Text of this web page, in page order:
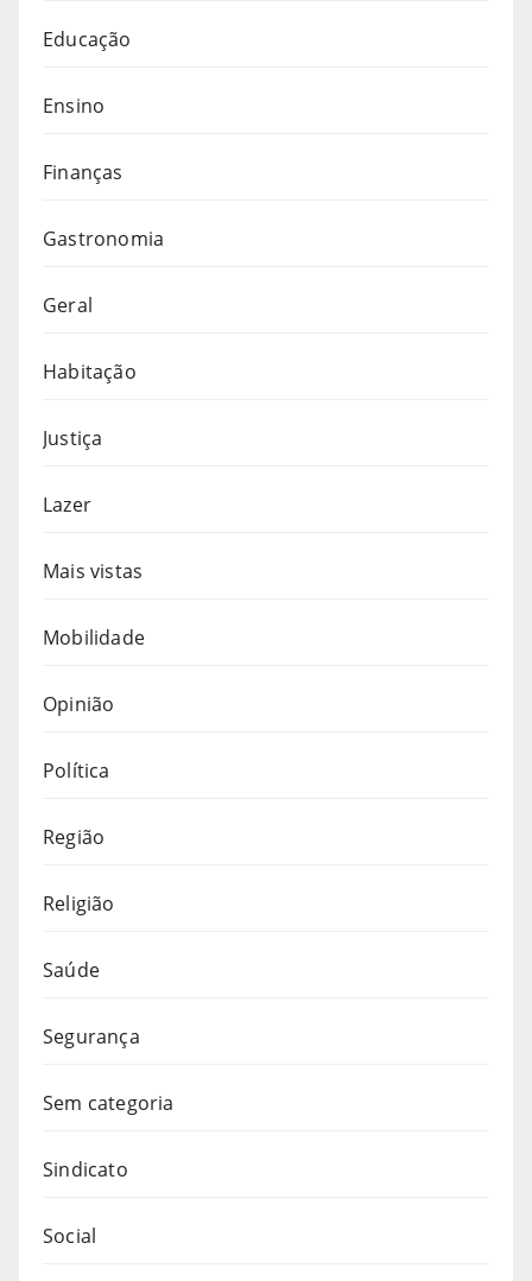
Educação
Ensino
Finanças
Gastronomia
Geral
Habitação
Justiça
Lazer
Mais vistas
Mobilidade
Opinião
Política
Região
Religião
Saúde
Segurança
Sem categoria
Sindicato
Social